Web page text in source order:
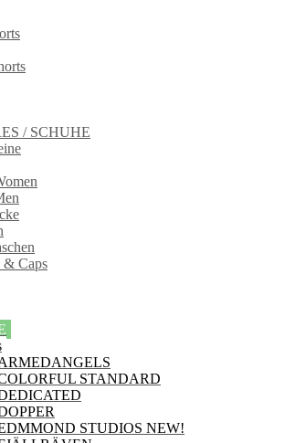
/ SCHUHE
& Caps
STANDARD
STUDIOS NEW!